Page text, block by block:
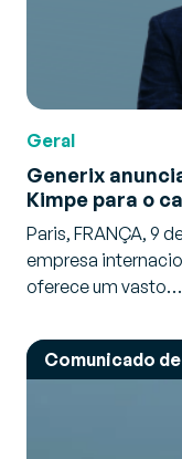
Geral
Generix
Kimpe para o
Paris, FRANÇA, 9
empresa
oferece um vasto…
Comunicado